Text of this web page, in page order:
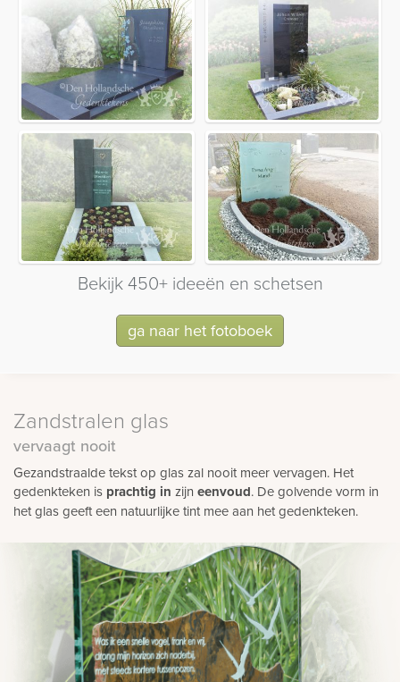
Bekijk 450+ ideeën en schetsen
ga naar het fotoboek
Zandstralen glas
vervaagt nooit
Gezandstraalde tekst op glas zal nooit meer vervagen. Het
gedenkteken is prachtig in zijn eenvoud. De golvende vorm in
het glas geeft een natuurlijke tint mee aan het gedenkteken.